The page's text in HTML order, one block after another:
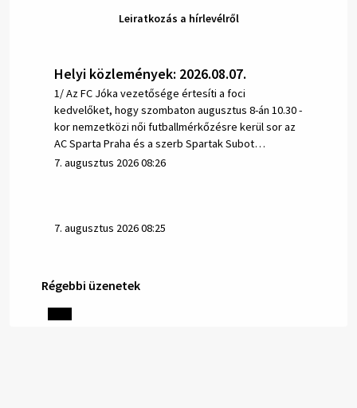
Leiratkozás a hírlevélről
Helyi közlemények: 2026.08.07.
1/ Az FC Jóka vezetősége értesíti a foci
kedvelőket, hogy szombaton augusztus 8-án 10.30 -
kor nemzetközi női futballmérkőzésre kerül sor az
AC Sparta Praha és a szerb Spartak Subot…
7. augusztus 2026 08:26
7. augusztus 2026 08:25
Helyi közlemények: 2026.08.06.
1/ AZ IVÓVÍZ NEM MAGÁTÓL ÉRTETŐDŐ. A tartós
Régebbi üzenetek